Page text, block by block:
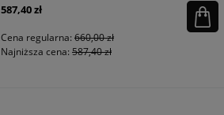
587,40 zł
Cena regularna: 660,00 zł
Najniższa cena: 587,40 zł